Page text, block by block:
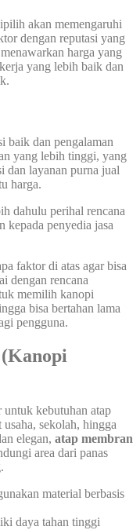
akan memengaruhi
dengan reputasi yang
harga yang
yang lebih baik dan
baik dan pengalaman
yang lebih tinggi, yang
dan layanan purna jual
harga.
dahulu perihal rencana
kepada penyedia jasa
faktor di atas agar bisa
dengan rencana
memilih kanopi
bisa bertahan lama
pengguna.
kebutuhan atap
sekolah, hingga
elegan, atap membran
area dari panas
material berbasis
daya tahan tinggi